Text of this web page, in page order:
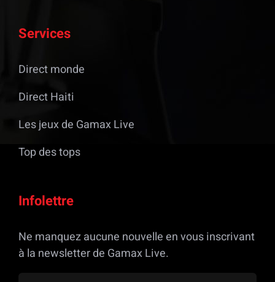
Services
Direct monde
Direct Haiti
Les jeux de Gamax Live
Top des tops
Infolettre
Ne manquez aucune nouvelle en vous inscrivant
à la newsletter de Gamax Live.